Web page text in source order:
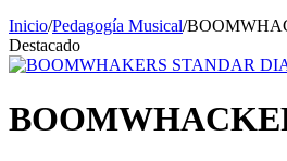
Inicio/Pedagogía Musical/
Destacado